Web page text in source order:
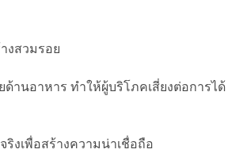
งสวมรอย
านอาหาร ทำให้ผู้บริโภคเสี่ยงต่อการได้
งเพื่อสร้างความน่าเชื่อถือ